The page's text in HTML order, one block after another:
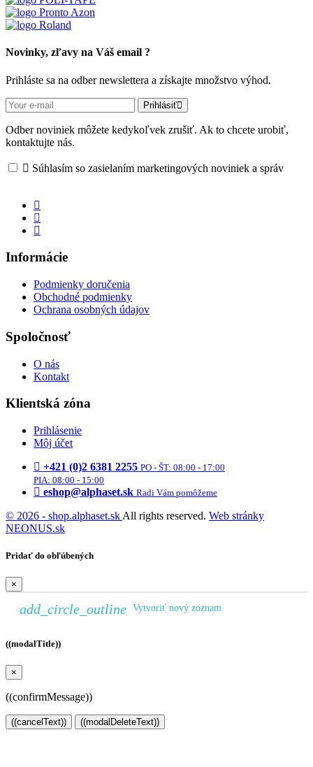
Novinky, zľavy na Váš email ?
Prihláste sa na odber newslettera a získajte množstvo výhod.
Prihlásiť
Odber noviniek môžete kedykoľvek zrušiť. Ak to chcete urobiť,
kontaktujte nás.
 Súhlasím so zasielaním marketingových noviniek a správ
Informácie
Podmienky doručenia
Obchodné podmienky
Ochrana osobných údajov
Spoločnosť
O nás
Kontakt
Klientská zóna
Prihlásenie
Môj účet
+421 (0)2 6381 2255 PO - ŠT: 08:00 - 17:00
PIA: 08:00 - 15:00
eshop@alphaset.sk Radi Vám pomôžeme
© 2026 - shop.alphaset.sk All rights reserved. Web stránky
NEONUS.sk
Pridať do obľúbených
×
add_circle_outline Vytvoriť nový zoznam
((modalTitle))
×
((confirmMessage))
((cancelText)) ((modalDeleteText))